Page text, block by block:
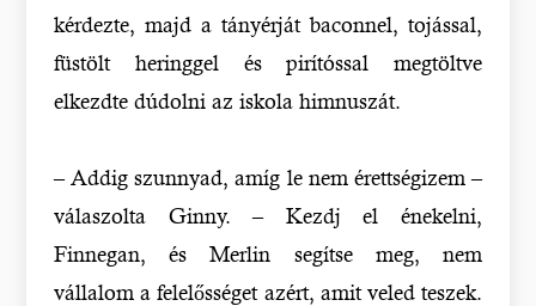
kérdezte, majd a tányérját baconnel, tojással,
füstölt heringgel és pirítóssal megtöltve
elkezdte dúdolni az iskola himnuszát.
– Addig szunnyad, amíg le nem érettségizem –
válaszolta Ginny. – Kezdj el énekelni,
Finnegan, és Merlin segítse meg, nem
vállalom a felelősséget azért, amit veled teszek.